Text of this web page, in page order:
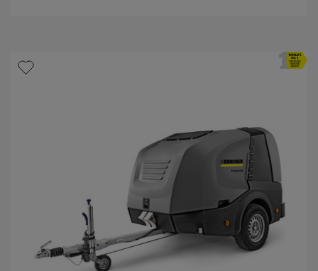
ι
α